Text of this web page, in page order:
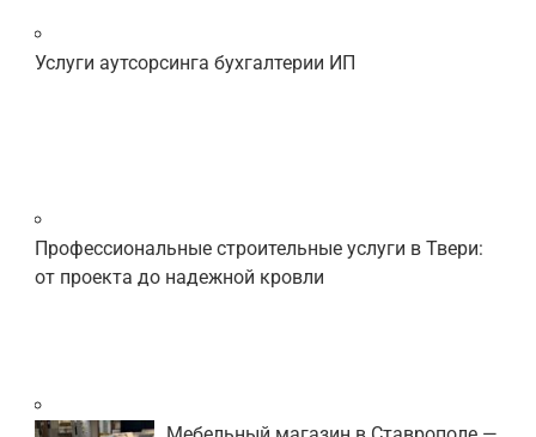
Услуги аутсорсинга бухгалтерии ИП
Профессиональные строительные услуги в Твери:
от проекта до надежной кровли